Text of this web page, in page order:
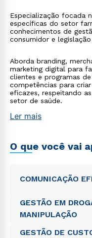
Especialização focada
específicas do setor
conhecimentos de
consumidor e
Aborda branding,
marketing digital para
clientes e programas
competências para
eficazes, respeitando
setor de saúde.
Ler mais
O que você vai
COMUNICAÇÃO
GESTÃO EM
MANIPULAÇÃO
GESTÃO DE